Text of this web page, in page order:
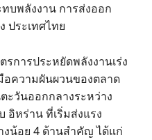
บพลังงาน การส่งออก
ประเทศไทย
ะหยัดพลังงานเร่ง
ความผันผวนของตลาด
ะวันออกกลางระหว่าง
อิหร่าน ที่เริ่มส่งแรง
งน้อย 4 ด้านสำคัญ ได้แก่